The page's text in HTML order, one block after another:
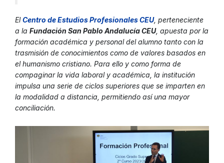
ElCentro de Estudios Profesionales CEU, perteneciente
a la Fundación San Pablo Andalucía CEU, apuesta por la
formación académica y personal del alumno tanto con la
trasmisión de conocimientos como de valores basados en
el humanismo cristiano. Para ello y como forma de
compaginar la vida laboral y académica, la institución
impulsa una serie de ciclos superiores que se imparten en
la modalidad a distancia, permitiendo así una mayor
conciliación.